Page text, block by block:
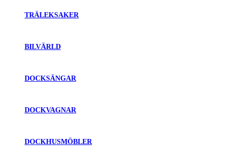
TRÄLEKSAKER
BILVÄRLD
DOCKSÄNGAR
DOCKVAGNAR
DOCKHUSMÖBLER